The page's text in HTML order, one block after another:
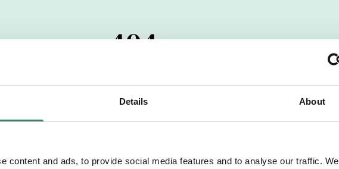
Details About
content and ads, to provide social media features and to analyse our traffic.
404
har passerats. Vi uppskattar verkligen ditt intresse.
dig med mer information om våra aktuella uppdrag.